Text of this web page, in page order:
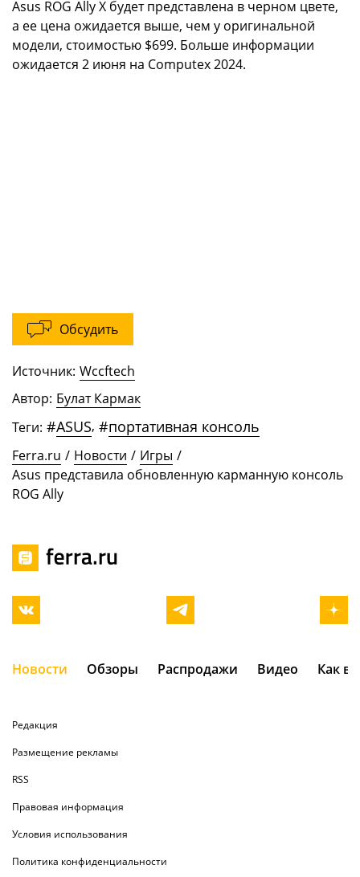
Asus ROG Ally X будет представлена в черном цвете,
а ее цена ожидается выше, чем у оригинальной
модели, стоимостью $699. Больше информации
ожидается 2 июня на Computex 2024.
Обсудить
Источник: Wccftech
Автор: Булат Кармак
Теги: #ASUS, #портативная консоль
Ferra.ru / Новости / Игры /
Asus представила обновленную карманную консоль
ROG Ally
Новости Обзоры Распродажи Видео Как
Редакция
Размещение рекламы
RSS
Правовая информация
Условия использования
Политика конфиденциальности